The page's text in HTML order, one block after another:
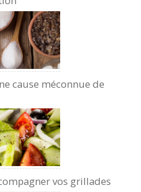
cause méconnue de
vos grillades